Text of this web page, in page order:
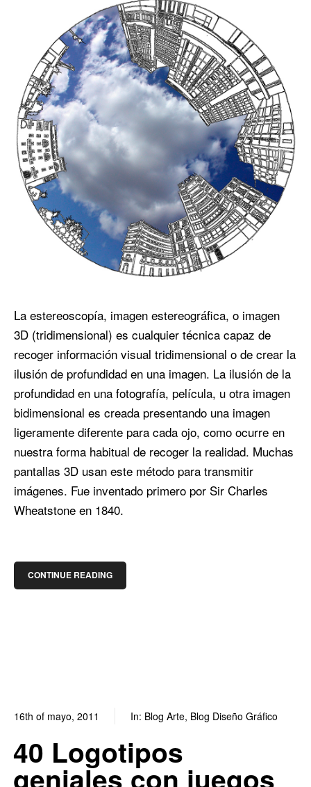
La estereoscopía, imagen estereográfica, o imagen
3D (tridimensional) es cualquier técnica capaz de
recoger información visual tridimensional o de crear la
ilusión de profundidad en una imagen. La ilusión de la
profundidad en una fotografía, película, u otra imagen
bidimensional es creada presentando una imagen
ligeramente diferente para cada ojo, como ocurre en
nuestra forma habitual de recoger la realidad. Muchas
pantallas 3D usan este método para transmitir
imágenes. Fue inventado primero por Sir Charles
Wheatstone en 1840.
CONTINUE READING
16th of mayo, 2011 In: Blog Arte, Blog Diseño Gráfico
40 Logotipos
geniales con juegos